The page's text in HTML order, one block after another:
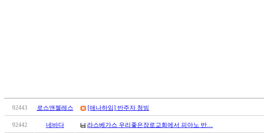
e
스
신
92443 로스앤젤레스 [애나하임] 반주자 청빙
92442 네바다 라스베가스 우리좋은장로교회에서 피아노 반…